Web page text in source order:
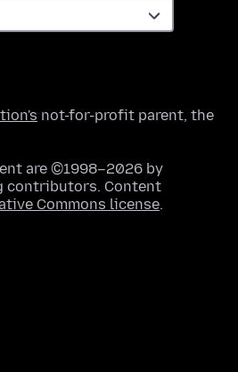
not-for-profit parent, the
are ©1998–2026 by
contributors. Content
Commons license.